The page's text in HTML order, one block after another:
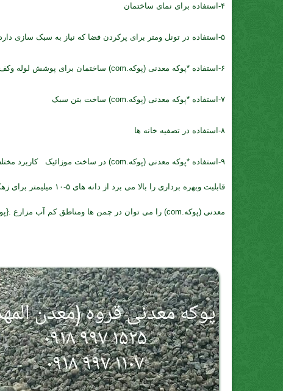
۴-استفاده برای نمای ساختمان
۵-استفاده در تونل ومتر برای پرکردن فضا که نیاز به سبک سازی دارد
۶-استفاده *پوکه معدنی (پوکه.com) ساختمان برای پوشش لوله وکف آشپزخانه
۷-استفاده *پوکه معدنی (پوکه.com) ساخت بتن سبک
۸-استفاده در تصفیه خانه ها
قابلیت وبهره
معدنی (پوکه.com) را می توان در چمن ها ومناطق کم آب مزارع .{پومیس را می توان برای لایه های زیرین خاک استفاده نمود}